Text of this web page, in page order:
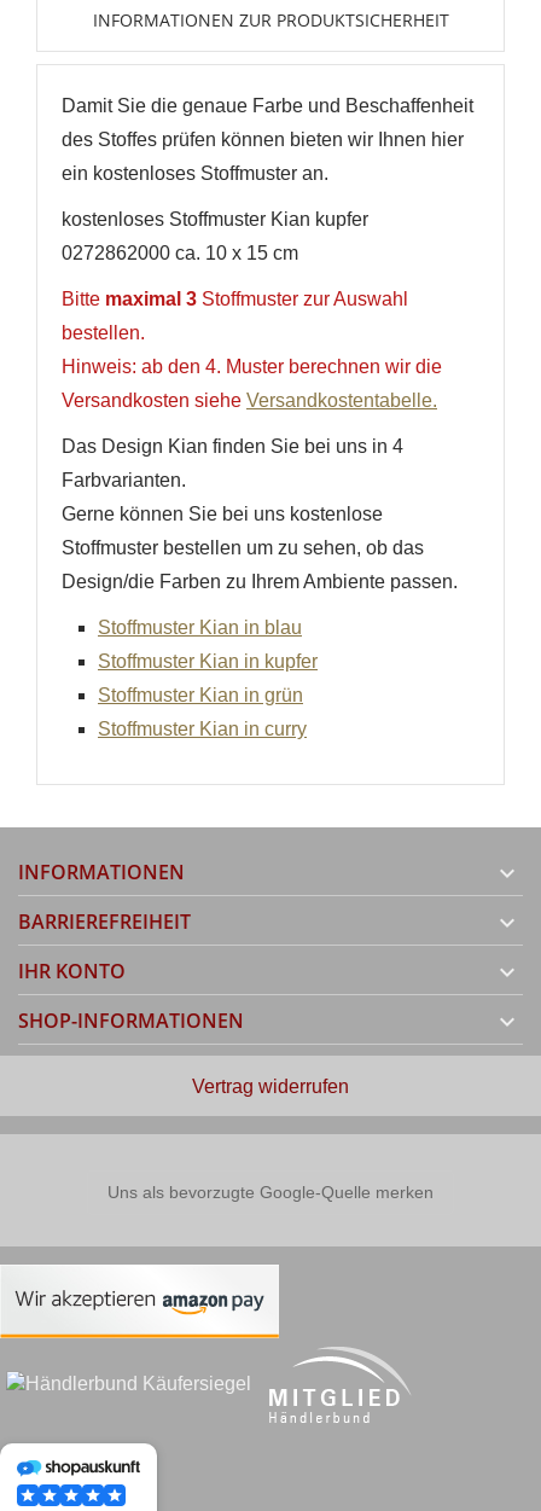
INFORMATIONEN ZUR PRODUKTSICHERHEIT
Damit Sie die genaue Farbe und Beschaffenheit
des Stoffes prüfen können bieten wir Ihnen hier
ein kostenloses Stoffmuster an.
kostenloses Stoffmuster Kian kupfer
0272862000 ca. 10 x 15 cm
Bitte maximal 3 Stoffmuster zur Auswahl
bestellen.
Hinweis: ab den 4. Muster berechnen wir die
Versandkosten siehe Versandkostentabelle.
Das Design Kian finden Sie bei uns in 4
Farbvarianten.
Gerne können Sie bei uns kostenlose
Stoffmuster bestellen um zu sehen, ob das
Design/die Farben zu Ihrem Ambiente passen.
Stoffmuster Kian in blau
Stoffmuster Kian in kupfer
Stoffmuster Kian in grün
Stoffmuster Kian in curry
INFORMATIONEN 
BARRIEREFREIHEIT 
IHR KONTO 
SHOP-INFORMATIONEN 
add_circle_outline Neue Liste anlegen
erstellen
Anmelden
Vertrag widerrufen
Uns als bevorzugte Google-Quelle merken